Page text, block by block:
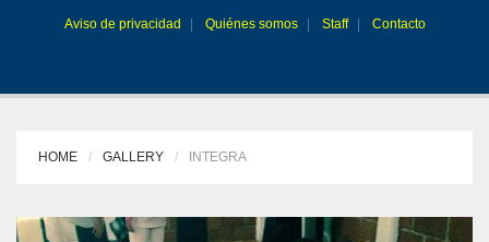
Aviso de privacidad Quiénes somos Staff Contacto
HOME GALLERY INTEGRA